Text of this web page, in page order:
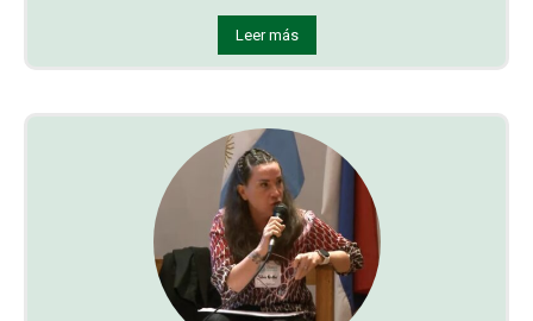
Leer más